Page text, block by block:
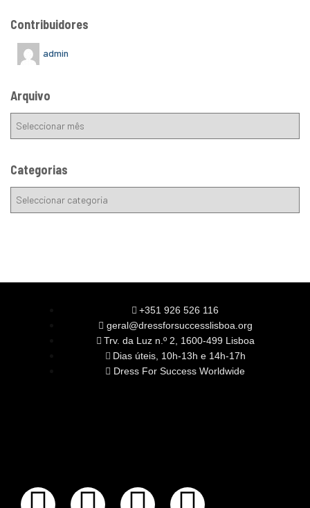
Contribuidores
admin
Arquivo
Categorias
+351 926 526 116
geral@dressforsuccesslisboa.org
Trv. da Luz n.º 2, 1600-499 Lisboa
Dias úteis, 10h-13h e 14h-17h
Dress For Success Worldwide